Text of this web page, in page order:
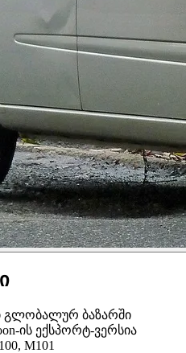
გლობალურ ბაზარში
ის ექსპორტ-ვერსია
M101